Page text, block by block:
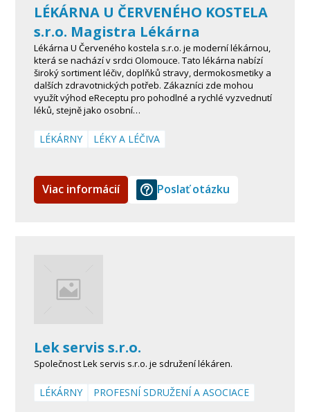
LÉKÁRNA U ČERVENÉHO KOSTELA
s.r.o. Magistra Lékárna
Lékárna U Červeného kostela s.r.o. je moderní lékárnou,
která se nachází v srdci Olomouce. Tato lékárna nabízí
široký sortiment léčiv, doplňků stravy, dermokosmetiky a
dalších zdravotnických potřeb. Zákazníci zde mohou
využít výhod eReceptu pro pohodlné a rychlé vyzvednutí
léků, stejně jako osobní…
LÉKÁRNY LÉKY A LÉČIVA
Viac informácií Poslať otázku
Lek servis s.r.o.
Společnost Lek servis s.r.o. je sdružení lékáren.
LÉKÁRNY PROFESNÍ SDRUŽENÍ A ASOCIACE